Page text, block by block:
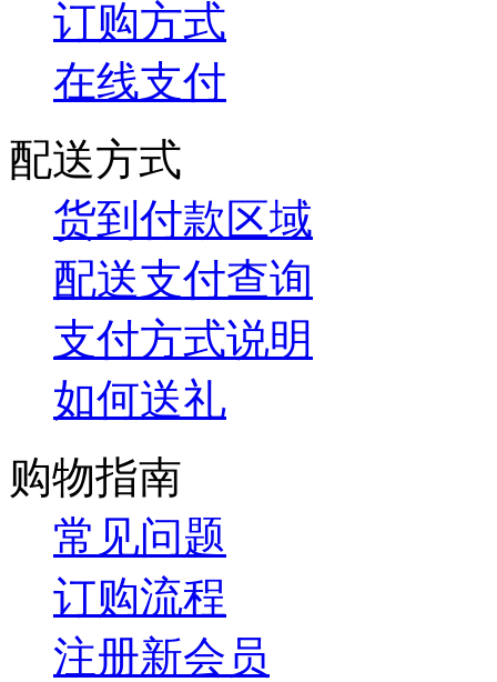
订购方式
在线支付
配送方式
货到付款区域
配送支付查询
支付方式说明
如何送礼
购物指南
常见问题
订购流程
注册新会员